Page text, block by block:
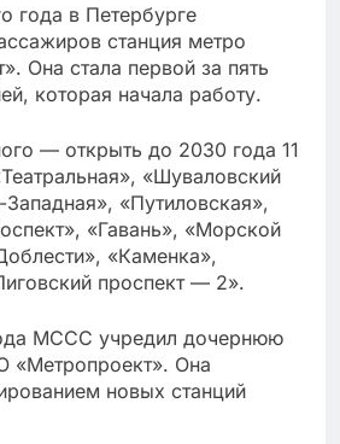
года в Петербурге
станция метро
Она стала первой за пять
которая начала работу.
— открыть до 2030 года 11
«Шуваловский
«Путиловская»,
«Гавань», «Морской
«Каменка»,
проспект — 2».
МССС учредил дочернюю
Она
новых станций